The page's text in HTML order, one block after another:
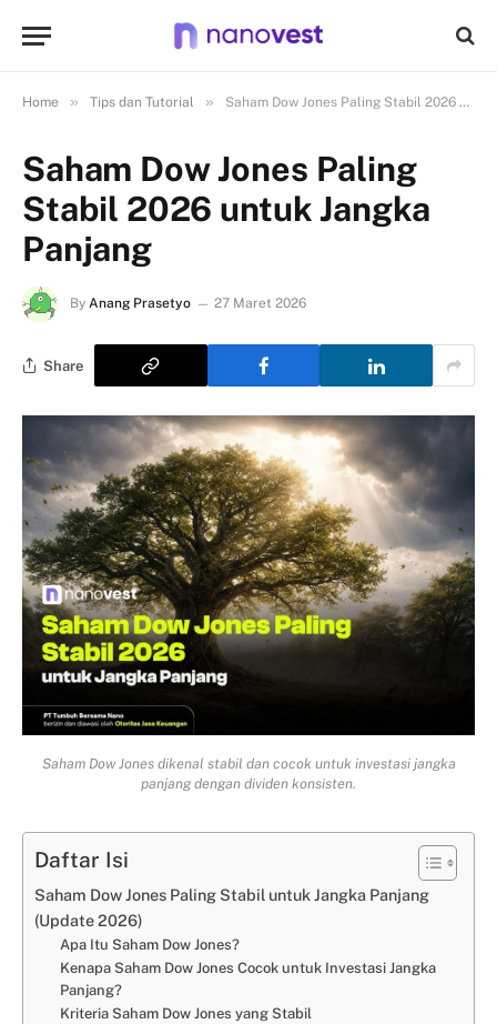
Home » Tips dan Tutorial » Saham Dow Jones Paling Stabil 2026 untuk Jangka Panjang
Saham Dow Jones Paling
Stabil 2026 untuk Jangka
Panjang
By Anang Prasetyo 27 Maret 2026
Share
Saham Dow Jones dikenal stabil dan cocok untuk investasi jangka
panjang dengan dividen konsisten.
Daftar Isi
Saham Dow Jones Paling Stabil untuk Jangka Panjang
(Update 2026)
Apa Itu Saham Dow Jones?
Kenapa Saham Dow Jones Cocok untuk Investasi Jangka
Panjang?
Kriteria Saham Dow Jones yang Stabil